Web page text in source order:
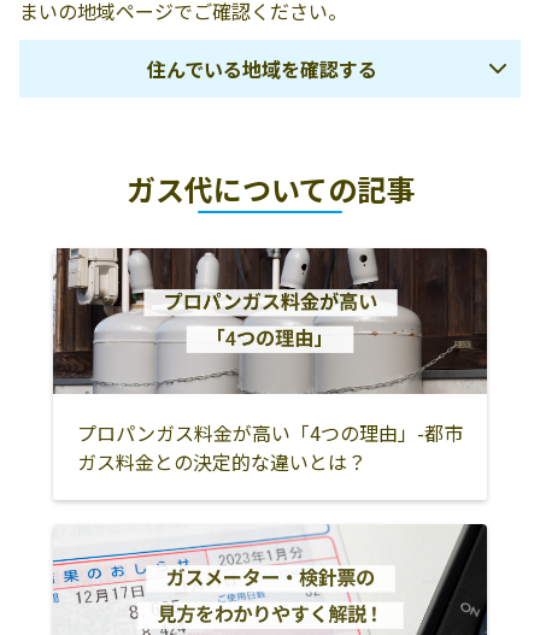
まいの地域ページでご確認ください。
住んでいる地域を確認する
八頭郡若桜町
八頭郡智頭町
倉吉市
東伯郡琴浦町
米子市
境港市
西伯郡南部町
西伯郡伯耆町
西伯郡日吉津村
西伯郡大山町
日野郡日南町
日野郡日野町
日野郡江府町
ガス代についての記事
プロパンガス料金が高い「4つの理由」-都市
ガス料金との決定的な違いとは？